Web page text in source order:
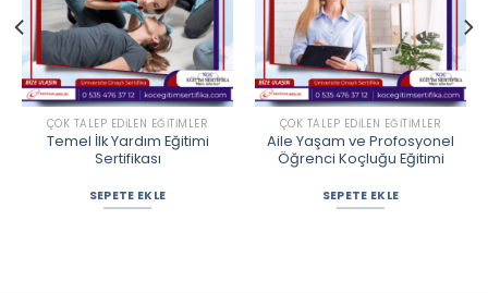
ÇOK TALEP EDILEN EĞITIMLER
Temel İlk Yardım Eğitimi
Sertifikası
SEPETE EKLE
ÇOK TALEP EDILEN EĞITIMLER
Aile Yaşam ve Profosyonel
Öğrenci Koçluğu Eğitimi
SEPETE EKLE